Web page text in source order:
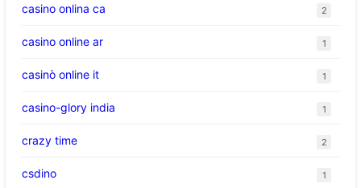
casino onlina ca 2
casino online ar 1
casinò online it 1
casino-glory india 1
crazy time 2
csdino 1